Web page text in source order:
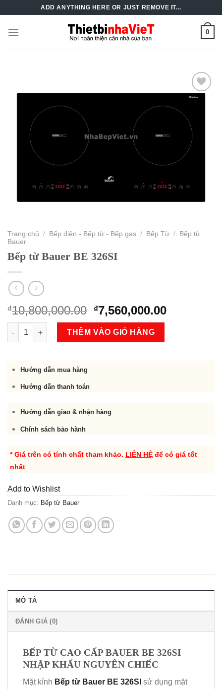
content
ADD ANYTHING HERE OR JUST REMOVE IT...
0
Add to
Trang chủ / Bếp điện - Bếp từ - Bếp gas / Bếp Từ / Bếp từ
Bauer
Bếp từ Bauer BE 326SI
₫10,800,000.00 Original
price
was:
₫10,800,000.00.
₫7,560,000.00Current
Bếp từ Bauer BE 326SI số lượng
THÊM VÀO GIỎ HÀNG
Hướng dẫn mua hàng
Hướng dẫn thanh toán
Hướng dẫn giao & nhận hàng
Chính sách bảo hành
* Giá trên có tính chất tham khảo. LIÊN HỆ để có giá tốt
nhất
Add to Wishlist
Danh mục: Bếp từ Bauer
MÔ TẢ
ĐÁNH GIÁ (0)
BẾP TỪ CAO CẤP BAUER BE 326SI
NHẬP KHẨU NGUYÊN CHIẾC
Mặt kính Bếp từ Bauer BE 326SI sử dụng mặt